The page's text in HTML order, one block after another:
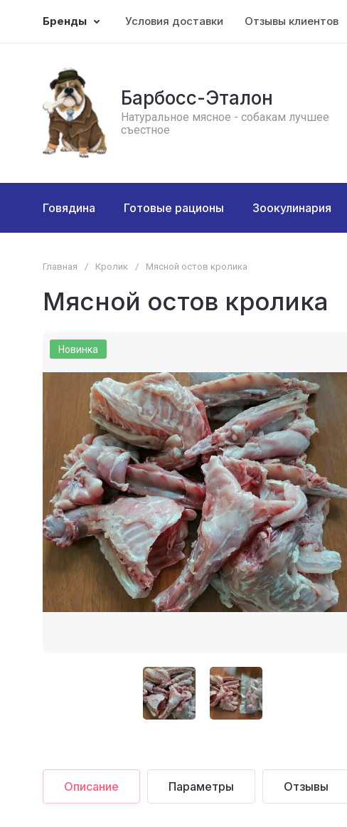
Бренды Условия доставки Отзывы клиентов
Барбосс-Эталон
Натуральное мясное - собакам лучшее
съестное
Говядина Готовые рационы Зоокулинария
Главная / Кролик / Мясной остов кролика
Мясной остов кролика
Новинка
Описание Параметры Отзывы